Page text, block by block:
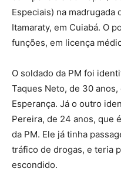
Especiais) na
Itamaraty, em Cuiabá. O
funções, em licença
O soldado da PM foi
Taques Neto, de 30
Esperança. Já o outro
Pereira, de 24 anos, que
da PM. Ele já tinha
tráfico de drogas, e teria
escondido.